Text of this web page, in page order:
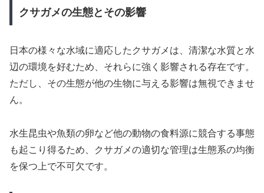
クサガメの生態とその影響
日本の様々な水域に適応したクサガメは、清潔な水質と水
辺の環境を好むため、それらに強く影響される存在です。
ただし、その生態が他の生物に与える影響は無視できませ
ん。
水生昆虫や魚類の卵など他の動物の食料源に競合する事態
も起こり得るため、クサガメの適切な管理は生態系の均衡
を保つ上で不可欠です。